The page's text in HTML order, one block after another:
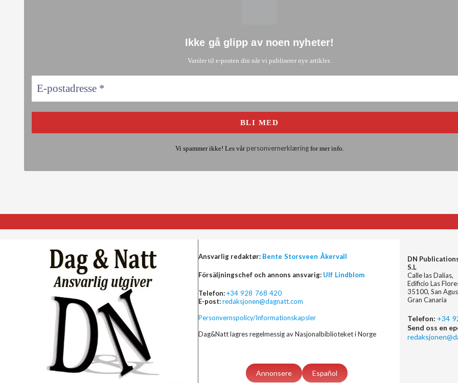
Ikke gå glipp av noen nyheter!
Varsler til e-posten din når vi publiserer nye artikler.
Vi spammer ikke! Les vår personvernerklæringfor mer info.
Ansvarlig redaktør: Bente Storsveen Åkervall
Försäljningschef och annons ansvarig: Ulf Lindblom
Telefon:+34 928 768 420
E-post:redaksjonen@dagnatt.com
Personvernspolicy/Informationskapsler
Dag&Natt lagres regelmessig av Nasjonalbiblioteket i Norge
Annonsere Español
DN
S.L
Calle las Dalias,
Edificio Las
35100, San
Gran Canaria
Telefon: +34
Send oss en